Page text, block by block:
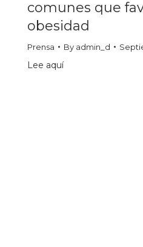
comunes que
obesidad
Prensa By admin_d
Lee aquí